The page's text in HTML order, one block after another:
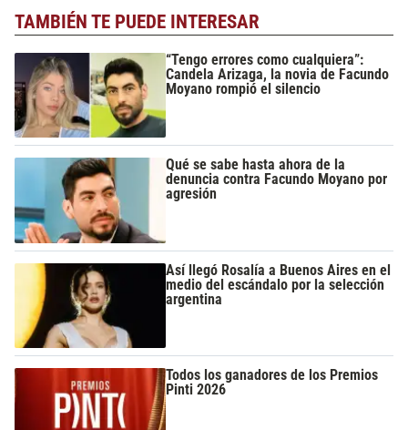
TAMBIÉN TE PUEDE INTERESAR
“Tengo errores como cualquiera”:
Candela Arizaga, la novia de Facundo
Moyano rompió el silencio
Qué se sabe hasta ahora de la
denuncia contra Facundo Moyano por
agresión
Así llegó Rosalía a Buenos Aires en el
medio del escándalo por la selección
argentina
Todos los ganadores de los Premios
Pinti 2026